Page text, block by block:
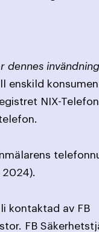
dennes
enskild
NIX-Telefon
kontaktad av FB
FB